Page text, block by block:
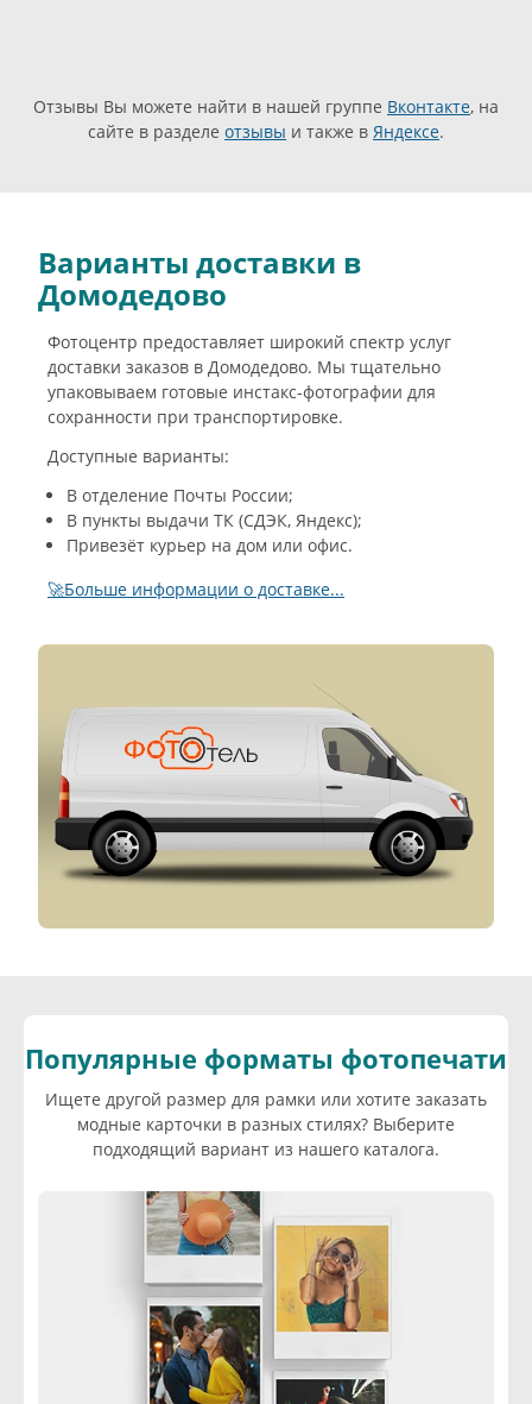
Отзывы Вы можете найти в нашей группе Вконтакте, на
сайте в разделе отзывы и также в Яндексе.
Варианты доставки в
Домодедово
Фотоцентр предоставляет широкий спектр услуг
доставки заказов в Домодедово. Мы тщательно
упаковываем готовые инстакс-фотографии для
сохранности при транспортировке.
Доступные варианты:
В отделение Почты России;
В пункты выдачи ТК (СДЭК, Яндекс);
Привезёт курьер на дом или офис.
🚀Больше информации о доставке...
Популярные форматы фотопечати
Ищете другой размер для рамки или хотите заказать
модные карточки в разных стилях? Выберите
подходящий вариант из нашего каталога.